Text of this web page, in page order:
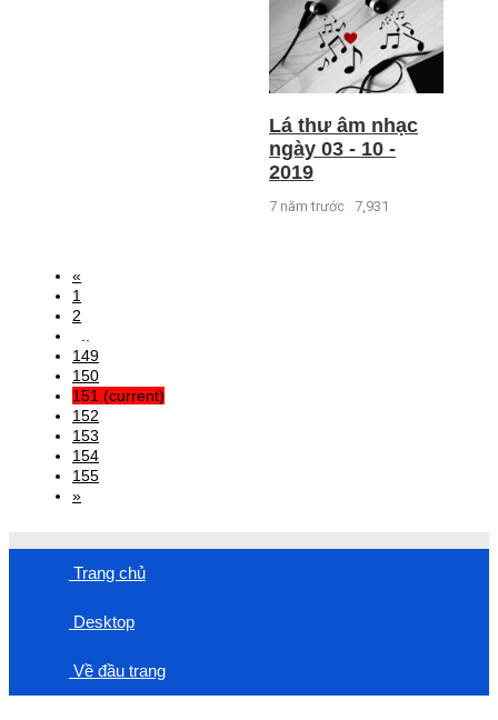
Lá thư âm nhạc
ngày 03 - 10 -
2019
7 năm trước 7,931
«
1
2
149
150
151 (current)
152
153
154
155
»
Trang chủ
Desktop
Về đầu trang